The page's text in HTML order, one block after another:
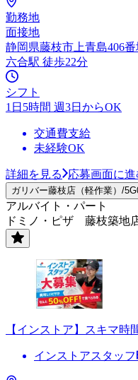
勤務地
面接地
静岡県藤枝市上青島406番
六合駅 徒歩22分
シフト
1日5時間 週3日からOK
交通費支給
未経験OK
詳細を見る 応募画面に進
ガリバー藤枝店（軽作業）/
アルバイト・パート
ドミノ・ピザ 藤枝築地
【インストア】スキマ
インストアスタッフ